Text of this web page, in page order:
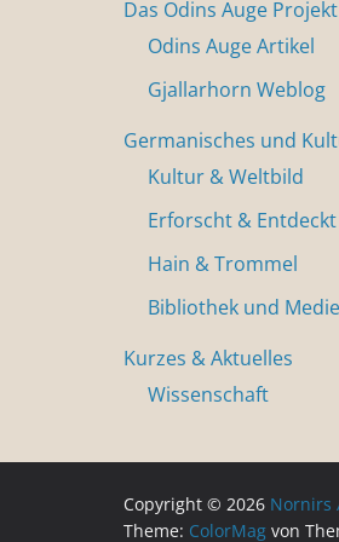
Das Odins Auge Projekt
Odins Auge Artikel
Gjallarhorn Weblog
Germanisches und
Kultur & Weltbild
Erforscht & Entdeckt
Hain & Trommel
Bibliothek und
Kurzes & Aktuelles
Wissenschaft
Copyright © 2026
Theme: ColorMag von